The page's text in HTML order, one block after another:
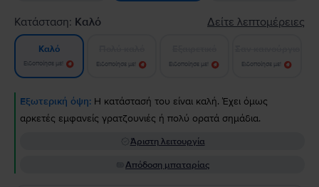
Κατάσταση: Καλό Δείτε λεπτομέρειες
Καλό
Ειδοποίησε με! Ειδοποίησε με! Ειδοποίησε με! Ειδοποίησε με!
Εξωτερική όψη: Η κατάστασή του είναι καλή. Έχει όμως
αρκετές εμφανείς γρατζουνιές ή πολύ ορατά σημάδια.
Άριστη λειτουργία
Απόδοση μπαταρίας